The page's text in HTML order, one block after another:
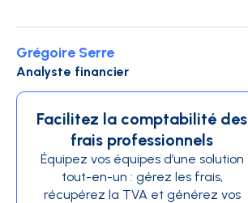
Grégoire Serre
Analyste financier
Facilitez la comptabilité des
frais professionnels
Équipez vos équipes d’une solution
tout-en-un : gérez les frais,
récupérez la TVA et générez vos